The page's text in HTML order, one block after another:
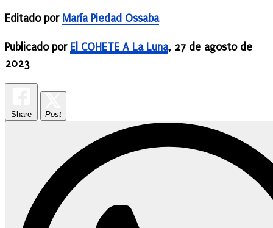
Editado por María Piedad Ossaba
Publicado por El COHETE A La Luna, 27 de agosto de
2023
Share Post